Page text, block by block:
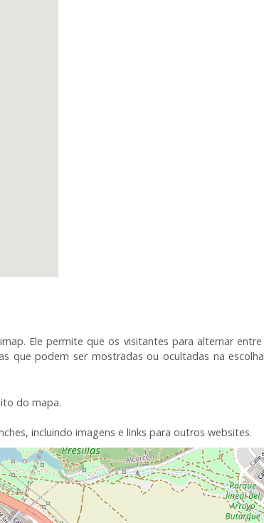
. Ele permite que os visitantes para alternar entre
que podem ser mostradas ou ocultadas na escolha
do mapa.
, incluindo imagens e links para outros websites.